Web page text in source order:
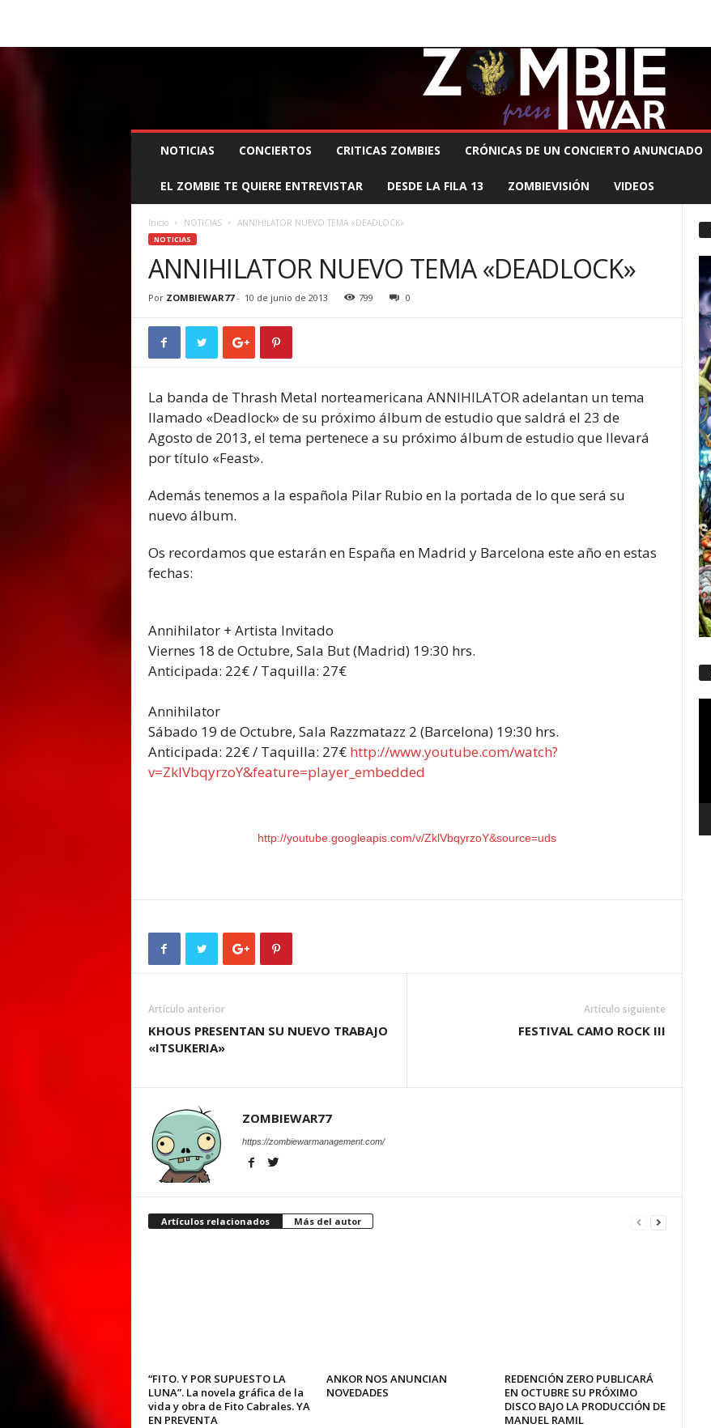
I
NOTICIAS CONCIERTOS CRITICAS ZOMBIES CRÓNICAS DE UN CONCIERTO ANUNCIADO
EL ZOMBIE TE QUIERE ENTREVISTAR DESDE LA FILA 13 ZOMBIEVISIÓN VIDEOS
Inicio NOTICIAS ANNIHILATOR NUEVO TEMA «DEADLOCK»
NOTICIAS
ANNIHILATOR NUEVO TEMA «DEADLOCK»
Por ZOMBIEWAR77- 10 de junio de 2013 799 0
La banda de Thrash Metal norteamericana ANNIHILATOR adelantan un tema
llamado «Deadlock» de su próximo álbum de estudio que saldrá el 23 de
Agosto de 2013, el tema pertenece a su próximo álbum de estudio que llevará
por título «Feast».
Además tenemos a la española Pilar Rubio en la portada de lo que será su
nuevo álbum.
Os recordamos que estarán en España en Madrid y Barcelona este año en estas
fechas:
Annihilator + Artista Invitado
Viernes 18 de Octubre, Sala But (Madrid) 19:30 hrs.
Anticipada: 22€ / Taquilla: 27€
Annihilator
Sábado 19 de Octubre, Sala Razzmatazz 2 (Barcelona) 19:30 hrs.
Anticipada: 22€ / Taquilla: 27€ http://www.youtube.com/watch?
v=ZklVbqyrzoY&feature=player_embedded
http://youtube.googleapis.com/v/ZklVbqyrzoY&source=uds
Artículo anterior
KHOUS PRESENTAN SU NUEVO TRABAJO
«ITSUKERIA»
Artículo siguiente
FESTIVAL CAMO ROCK III
ZOMBIEWAR77
https://zombiewarmanagement.com/
Artículos relacionados Más del autor
“FITO. Y POR SUPUESTO LA
LUNA”. La novela gráfica de la
vida y obra de Fito Cabrales. YA
EN PREVENTA
ANKOR NOS ANUNCIAN
NOVEDADES
REDENCIÓN ZERO PUBLICARÁ
EN OCTUBRE SU PRÓXIMO
DISCO BAJO LA PRODUCCIÓN DE
MANUEL RAMIL